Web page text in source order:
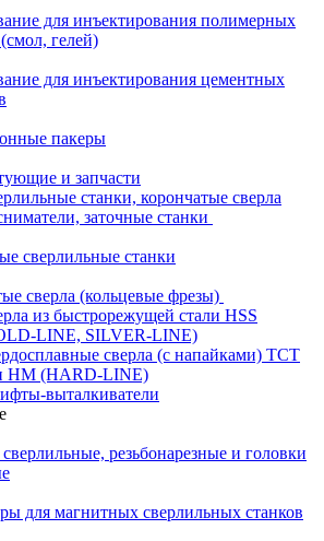
для инъектирования полимерных
гелей)
для инъектирования цементных
пакеры
и запчасти
станки, корончатые сверла
заточные станки
сверлильные станки
сверла (кольцевые фрезы)
из быстрорежущей стали HSS
LINE, SILVER-LINE)
сверла (с напайками) ТСТ
HM (HARD-LINE)
выталкиватели
резьбонарезные и головки
для магнитных сверлильных станков